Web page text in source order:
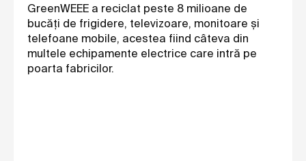
GreenWEEE a reciclat peste 8 milioane de
bucăți de frigidere, televizoare, monitoare și
telefoane mobile, acestea fiind câteva din
multele echipamente electrice care intră pe
poarta fabricilor.